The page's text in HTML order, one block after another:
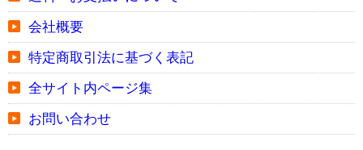
会社概要
特定商取引法に基づく表記
全サイト内ページ集
お問い合わせ